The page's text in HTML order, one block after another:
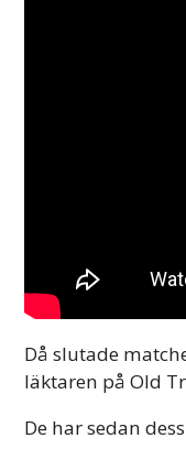
Då slutade
läktaren på Old
De har sedan